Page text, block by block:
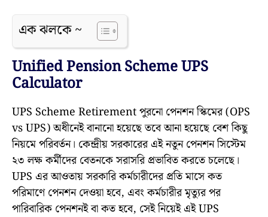
এক ঝলকে ~
Unified Pension Scheme UPS
Calculator
UPS Scheme Retirement পুরনো পেনশন স্কিমের (OPS
vs UPS) অধীনেই বানানো হয়েছে তবে আনা হয়েছে বেশ কিছু
নিয়মে পরিবর্তন। কেন্দ্রীয় সরকারের এই নতুন পেনশন সিস্টেম
২৩ লক্ষ কর্মীদের বেতনকে সরাসরি প্রভাবিত করতে চলেছে।
UPS এর আওতায় সরকারি কর্মচারীদের প্রতি মাসে কত
পরিমাণে পেনশন দেওয়া হবে, এবং কর্মচারীর মৃত্যুর পর
পারিবারিক পেনশনই বা কত হবে, সেই নিয়েই এই UPS